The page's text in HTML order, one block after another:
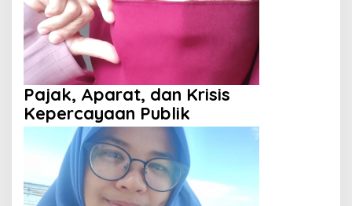
Pajak, Aparat, dan Krisis
Kepercayaan Publik